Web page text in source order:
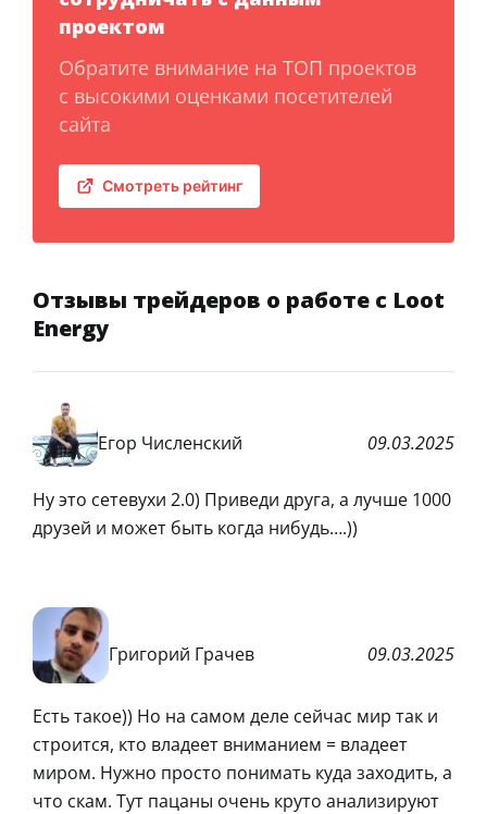
проектом
Обратите внимание на ТОП проектов
с высокими оценками посетителей
сайта
Смотреть рейтинг
Отзывы трейдеров о работе с Loot
Energy
Егор Численский 09.03.2025
Ну это сетевухи 2.0) Приведи друга, а лучше 1000
друзей и может быть когда нибудь….))
Григорий Грачев 09.03.2025
Есть такое)) Но на самом деле сейчас мир так и
строится, кто владеет вниманием = владеет
миром. Нужно просто понимать куда заходить, а
что скам. Тут пацаны очень круто анализируют